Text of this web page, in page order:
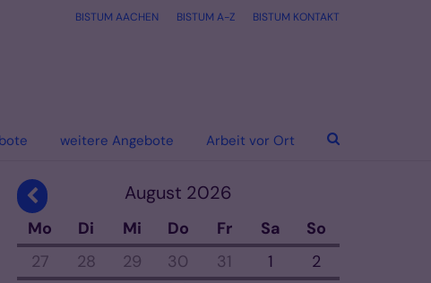
BISTUM AACHEN BISTUM A-Z BISTUM KONTAKT
weitere Angebote Arbeit vor Ort
Vorherige SeiteAugust 2026
Mo Di Mi Do Fr Sa
So
27
28 29 30 31 1
2